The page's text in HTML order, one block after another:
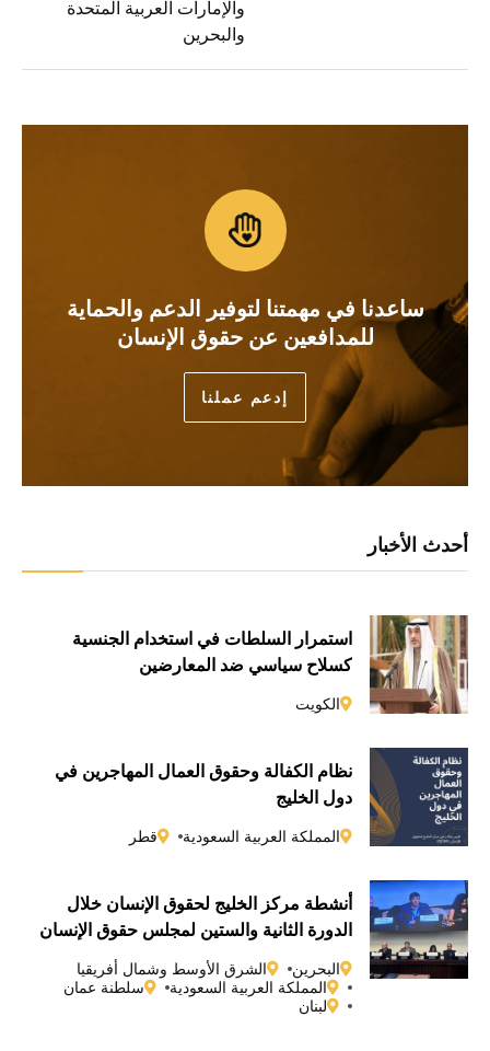
والإمارات العربية المتحدة
والبحرين
ساعدنا في مهمتنا لتوفير الدعم والحماية
للمدافعين عن حقوق الإنسان
إدعم عملنا
أحدث الأخبار
استمرار السلطات في استخدام الجنسية
كسلاحٍ سياسي ضد المعارضين
الكويت
نظام الكفالة وحقوق العمال المهاجرين في
دول الخليج
المملكة العربية السعودية قطر
أنشطة مركز الخليج لحقوق الإنسان خلال
الدورة الثانية والستين لمجلس حقوق الإنسان
التابع للأمم المتحدة
البحرين
الشرق الأوسط وشمال أفريقيا
المملكة العربية السعودية
سلطنة عمان
لبنان